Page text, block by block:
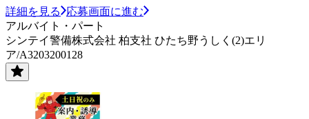
詳細を見る
応募画面に進む
アルバイト・パート
シンテイ警備株式会社 柏支社 ひたち野うしく(2)エリ
ア/A3203200128